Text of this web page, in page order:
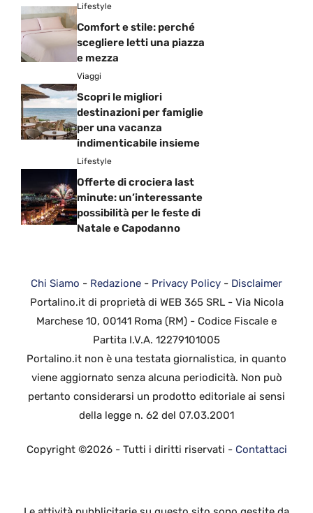
Lifestyle
Comfort e stile: perché
scegliere letti una piazza
e mezza
Viaggi
Scopri le migliori
destinazioni per famiglie
per una vacanza
indimenticabile insieme
Lifestyle
Offerte di crociera last
minute: un’interessante
possibilità per le feste di
Natale e Capodanno
Chi Siamo - Redazione - Privacy Policy - Disclaimer
Portalino.it di proprietà di WEB 365 SRL - Via Nicola
Marchese 10, 00141 Roma (RM) - Codice Fiscale e
Partita I.V.A. 12279101005
Portalino.it non è una testata giornalistica, in quanto
viene aggiornato senza alcuna periodicità. Non può
pertanto considerarsi un prodotto editoriale ai sensi
della legge n. 62 del 07.03.2001
Copyright ©2026 - Tutti i diritti riservati - Contattaci